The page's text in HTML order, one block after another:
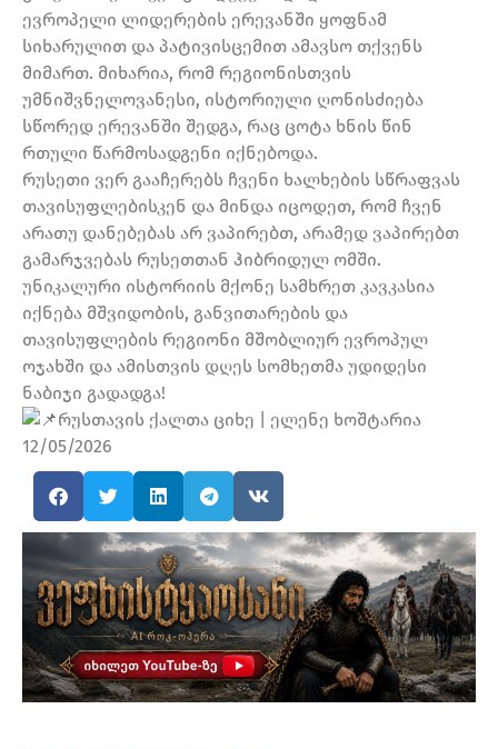
ევროპელი ლიდერების ერევანში ყოფნამ
სიხარულით და პატივისცემით ამავსო თქვენს
მიმართ. მიხარია, რომ რეგიონისთვის
უმნიშვნელოვანესი, ისტორიული ღონისძიება
სწორედ ერევანში შედგა, რაც ცოტა ხნის წინ
რთული წარმოსადგენი იქნებოდა.
რუსეთი ვერ გააჩერებს ჩვენი ხალხების სწრაფვას
თავისუფლებისკენ და მინდა იცოდეთ, რომ ჩვენ
არათუ დანებებას არ ვაპირებთ, არამედ ვაპირებთ
გამარჯვებას რუსეთთან ჰიბრიდულ ომში.
უნიკალური ისტორიის მქონე სამხრეთ კავკასია
იქნება მშვიდობის, განვითარების და
თავისუფლების რეგიონი მშობლიურ ევროპულ
ოჯახში და ამისთვის დღეს სომხეთმა უდიდესი
ნაბიჯი გადადგა!
რუსთავის ქალთა ციხე | ელენე ხოშტარია
12/05/2026